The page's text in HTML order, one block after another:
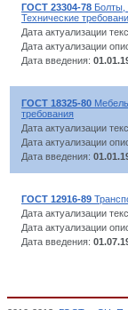
ГОСТ 23304-78 Болты,
Технические
Дата актуализации
Дата актуализации
Дата введения:
ГОСТ 18325-80
требования
Дата актуализации
Дата актуализации
Дата введения:
ГОСТ 12916-89
Дата актуализации
Дата актуализации
Дата введения: